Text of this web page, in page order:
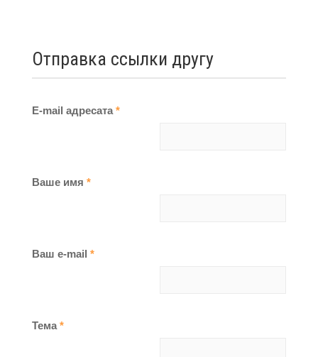
Отправка ссылки другу
E-mail адресата *
Ваше имя *
Ваш e-mail *
Тема *